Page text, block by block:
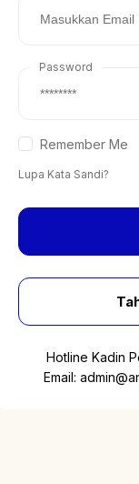
Password
Remember Me
Lupa Kata Sandi?
Hotline Kadin
Email: